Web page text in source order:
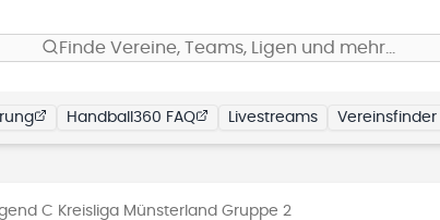
Finde Vereine, Teams, Ligen und mehr…
Handball360 FAQ Livestreams Vereinsfinder
C Kreisliga Münsterland Gruppe 2